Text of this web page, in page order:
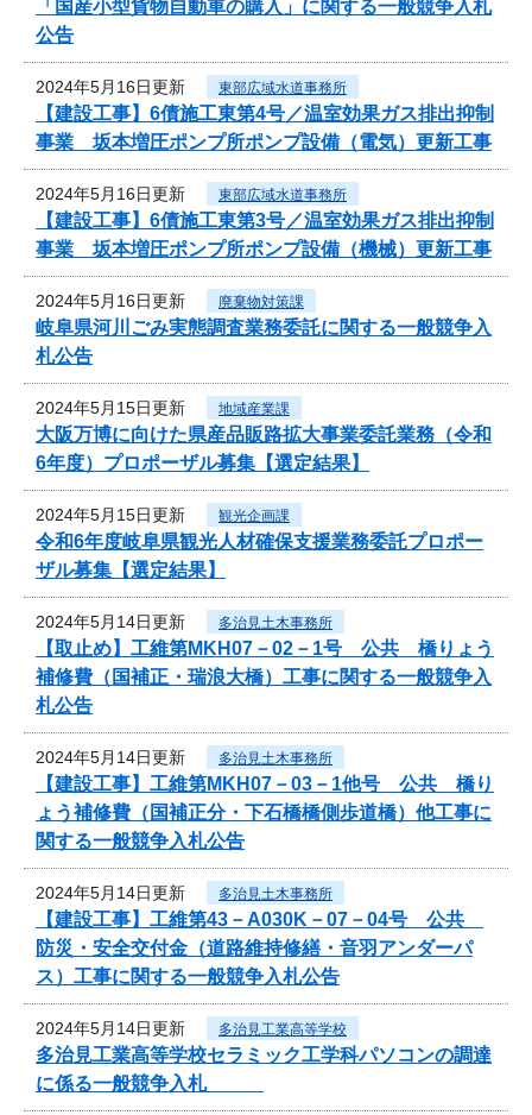
「国産小型貨物自動車の購入」に関する一般競争入札
公告
2024年5月16日更新 東部広域水道事務所
【建設工事】6債施工東第4号／温室効果ガス排出抑制
事業 坂本増圧ポンプ所ポンプ設備（電気）更新工事
2024年5月16日更新 東部広域水道事務所
【建設工事】6債施工東第3号／温室効果ガス排出抑制
事業 坂本増圧ポンプ所ポンプ設備（機械）更新工事
2024年5月16日更新 廃棄物対策課
岐阜県河川ごみ実態調査業務委託に関する一般競争入
札公告
2024年5月15日更新 地域産業課
大阪万博に向けた県産品販路拡大事業委託業務（令和
6年度）プロポーザル募集【選定結果】
2024年5月15日更新 観光企画課
令和6年度岐阜県観光人材確保支援業務委託プロポー
ザル募集【選定結果】
2024年5月14日更新 多治見土木事務所
【取止め】工維第MKH07－02－1号 公共 橋りょう
補修費（国補正・瑞浪大橋）工事に関する一般競争入
札公告
2024年5月14日更新 多治見土木事務所
【建設工事】工維第MKH07－03－1他号 公共 橋り
ょう補修費（国補正分・下石橋橋側歩道橋）他工事に
関する一般競争入札公告
2024年5月14日更新 多治見土木事務所
【建設工事】工維第43－A030K－07－04号 公共
防災・安全交付金（道路維持修繕・音羽アンダーパ
ス）工事に関する一般競争入札公告
2024年5月14日更新 多治見工業高等学校
多治見工業高等学校セラミック工学科パソコンの調達
に係る一般競争入札